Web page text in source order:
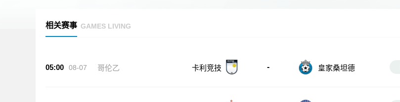
相关赛事 GAMES LIVING
05:00 08-07 哥伦乙 卡利竞技 - 皇家桑坦德